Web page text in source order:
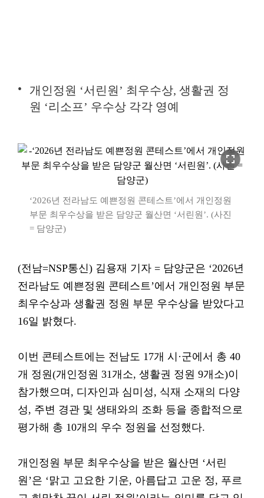
개인정원 ‘서린원’ 최우수상, 생활권 정
원 ‘리소프’ 우수상 각각 영예
fullscreen
‘2026년 전라남도 예쁜정원 콘테스트’에서 개인정원
부문 최우수상을 받은 담양군 월산면 ‘서린원’. (사진
= 담양군)
(전남=NSP통신) 김용재 기자 = 담양군은 ‘2026년
전라남도 예쁜정원 콘테스트’에서 개인정원 부문
최우수상과 생활권 정원 부문 우수상을 받았다고
16일 밝혔다.
이번 콘테스트에는 전남도 17개 시·군에서 총 40
개 정원(개인정원 31개소, 생활권 정원 9개소)이
참가했으며, 디자인과 심미성, 식재 소재의 다양
성, 주변 경관 및 생태와의 조화 등을 종합적으로
평가해 총 10개의 우수 정원을 선정했다.
개인정원 부문 최우수상을 받은 월산면 ‘서린
원’은 ‘맑고 고요한 기운, 아름답고 고운 정, 푸르